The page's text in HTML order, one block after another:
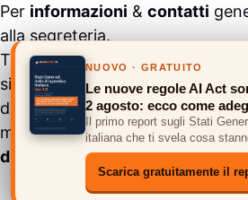
Per informazioni & contatti
alla segreteria.
Tutti i contenuti pubblicati
sito #ASSODIGITALE.
duplicabili e/o riproducibili in
ma possono essere citati
diretto
e previa comunicazione
© 2026 ASSODIGITALE.IT•
NUOVO · GRATUITO
Le nuove regole AI Act
2 agosto: ecco come
Il primo report sugli Stati
italiana che ti svela cosa
Scarica gratuitamente il